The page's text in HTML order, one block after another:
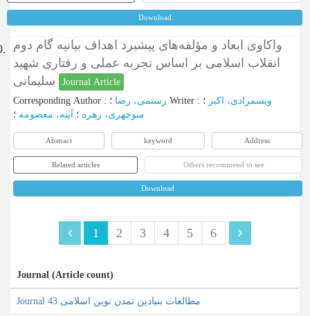
Download
واکاوی ابعاد و مؤلفه‌های پیشبرد اهداف بیانیه گام دوم
انقلاب اسلامی بر اساس تجربه عملی و رفتاری شهید
Journal Article
Corresponding Author : رستمی، رضا Writer : ویسمرادی، اکبر ؛
منوچهری، زهره ؛ آینه، معصومه ؛
Abstract keyword Address
Related articles Others recommend to see
Download
1 2 3 4 5 6
Journal (Article count)
Journal مطالعات بنیادین تمدن نوین اسلامی 43